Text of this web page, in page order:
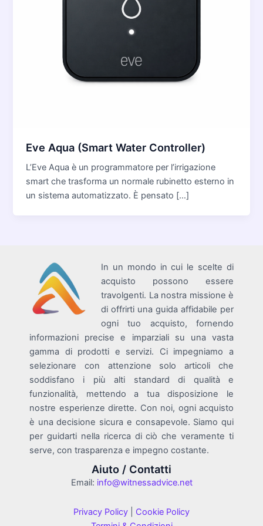
Eve Aqua (Smart Water Controller)
L’Eve Aqua è un programmatore per l’irrigazione
smart che trasforma un normale rubinetto esterno in
un sistema automatizzato. È pensato […]
In un mondo in cui le scelte di
acquisto possono essere
travolgenti. La nostra missione è
di offrirti una guida affidabile per
ogni tuo acquisto, fornendo
informazioni precise e imparziali su una vasta
gamma di prodotti e servizi. Ci impegniamo a
selezionare con attenzione solo articoli che
soddisfano i più alti standard di qualità e
funzionalità, mettendo a tua disposizione le
nostre esperienze dirette. Con noi, ogni acquisto
è una decisione sicura e consapevole. Siamo qui
per guidarti nella ricerca di ciò che veramente ti
serve, con trasparenza e impegno costante.
Aiuto / Contatti
Email: info@witnessadvice.net
Privacy Policy
Cookie Policy